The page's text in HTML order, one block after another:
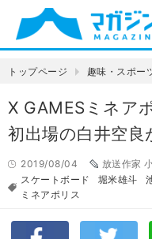
トップページ 趣味・スポー
X GAMESミネア
初出場の白井空良
2019/08/04
放送作家
スケートボード
堀米雄斗
ミネアポリス